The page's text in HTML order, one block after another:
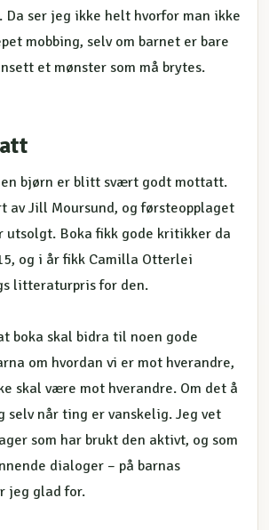
Da ser jeg ikke helt hvorfor man ikke
mobbing, selv om barnet er bare
et mønster som må brytes.
en bjørn er blitt svært godt mottatt.
av Jill Moursund, og førsteopplaget
utsolgt. Boka fikk gode kritikker da
og i år fikk Camilla Otterlei
litteraturpris for den.
boka skal bidra til noen gode
om hvordan vi er mot hverandre,
skal være mot hverandre. Om det å
selv når ting er vanskelig. Jeg vet
som har brukt den aktivt, og som
dialoger – på barnas
jeg glad for.